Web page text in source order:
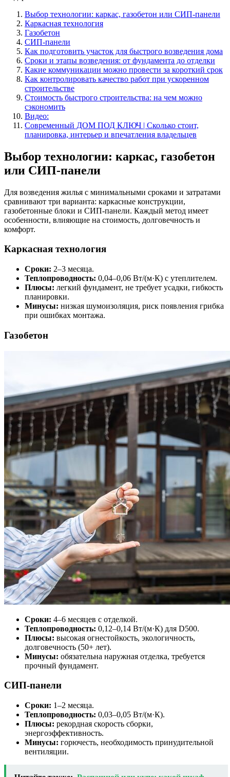
Выбор технологии: каркас, газобетон или СИП-панели
Каркасная технология
Газобетон
СИП-панели
Как подготовить участок для быстрого возведения дома
Сроки и этапы возведения: от фундамента до отделки
Какие коммуникации можно провести за короткий срок
Как контролировать качество работ при ускоренном
строительстве
Стоимость быстрого строительства: на чем можно
сэкономить
Видео:
Современный ДОМ ПОД КЛЮЧ | Сколько стоит,
планировка, интерьер и впечатления владельцев
Выбор технологии: каркас, газобетон
или СИП-панели
Для возведения жилья с минимальными сроками и затратами
сравнивают три варианта: каркасные конструкции,
газобетонные блоки и СИП-панели. Каждый метод имеет
особенности, влияющие на стоимость, долговечность и
комфорт.
Каркасная технология
Сроки: 2–3 месяца.
Теплопроводность: 0,04–0,06 Вт/(м·К) с утеплителем.
Плюсы: легкий фундамент, не требует усадки, гибкость
планировки.
Минусы: низкая шумоизоляция, риск появления грибка
при ошибках монтажа.
Газобетон
Сроки: 4–6 месяцев с отделкой.
Теплопроводность: 0,12–0,14 Вт/(м·К) для D500.
Плюсы: высокая огнестойкость, экологичность,
долговечность (50+ лет).
Минусы: обязательна наружная отделка, требуется
прочный фундамент.
СИП-панели
Сроки: 1–2 месяца.
Теплопроводность: 0,03–0,05 Вт/(м·К).
Плюсы: рекордная скорость сборки,
энергоэффективность.
Минусы: горючесть, необходимость принудительной
вентиляции.